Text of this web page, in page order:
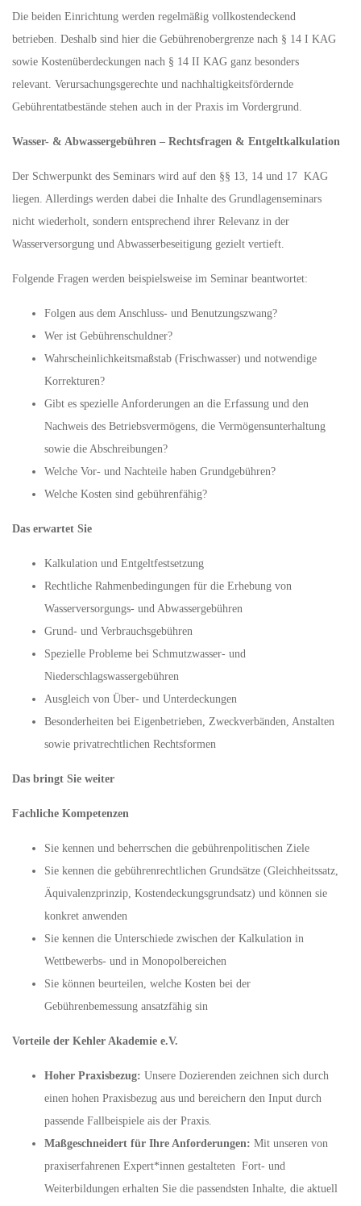
Die beiden Einrichtung werden regelmäßig vollkostendeckend
betrieben. Deshalb sind hier die Gebührenobergrenze nach § 14 I KAG
sowie Kostenüberdeckungen nach § 14 II KAG ganz besonders
relevant. Verursachungsgerechte und nachhaltigkeitsfördernde
Gebührentatbestände stehen auch in der Praxis im Vordergrund.
Wasser- & Abwassergebühren – Rechtsfragen & Entgeltkalkulation
Der Schwerpunkt des Seminars wird auf den §§ 13, 14 und 17 KAG
liegen. Allerdings werden dabei die Inhalte des Grundlagenseminars
nicht wiederholt, sondern entsprechend ihrer Relevanz in der
Wasserversorgung und Abwasserbeseitigung gezielt vertieft.
Folgende Fragen werden beispielsweise im Seminar beantwortet:
Folgen aus dem Anschluss- und Benutzungszwang?
Wer ist Gebührenschuldner?
Wahrscheinlichkeitsmaßstab (Frischwasser) und notwendige
Korrekturen?
Gibt es spezielle Anforderungen an die Erfassung und den
Nachweis des Betriebsvermögens, die Vermögensunterhaltung
sowie die Abschreibungen?
Welche Vor- und Nachteile haben Grundgebühren?
Welche Kosten sind gebührenfähig?
Das erwartet Sie
Kalkulation und Entgeltfestsetzung
Rechtliche Rahmenbedingungen für die Erhebung von
Wasserversorgungs- und Abwassergebühren
Grund- und Verbrauchsgebühren
Spezielle Probleme bei Schmutzwasser- und
Niederschlagswassergebühren
Ausgleich von Über- und Unterdeckungen
Besonderheiten bei Eigenbetrieben, Zweckverbänden, Anstalten
sowie privatrechtlichen Rechtsformen
Das bringt Sie weiter
Fachliche Kompetenzen
Sie kennen und beherrschen die gebührenpolitischen Ziele
Sie kennen die gebührenrechtlichen Grundsätze (Gleichheitssatz,
Äquivalenzprinzip, Kostendeckungsgrundsatz) und können sie
konkret anwenden
Sie kennen die Unterschiede zwischen der Kalkulation in
Wettbewerbs- und in Monopolbereichen
Sie können beurteilen, welche Kosten bei der
Gebührenbemessung ansatzfähig sin
Vorteile der Kehler Akademie e.V.
Hoher Praxisbezug: Unsere Dozierenden zeichnen sich durch
einen hohen Praxisbezug aus und bereichern den Input durch
passende Fallbeispiele ais der Praxis.
Maßgeschneidert für Ihre Anforderungen: Mit unseren von
praxiserfahrenen Expert*innen gestalteten Fort- und
Weiterbildungen erhalten Sie die passendsten Inhalte, die aktuell